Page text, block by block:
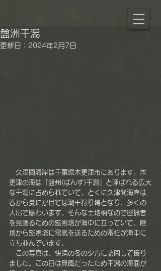
盤洲干潟
更新日： 2024年2月7日
久津間海岸は千葉県木更津市にあります。木
更津の海は「盤州(ばんす)干潟」と呼ばれる広大
な干潟に占められていて、とくに久津間海岸は
春から夏にかけては潮干狩り場となり、多くの
人出で賑わいます。そんな土地柄なので密猟者
を見張るための監視塔が海中に立っていて、陸
地から監視塔に電気を送るための電柱が海中に
立ち並んでいます。
この写真は、快晴の冬の夕方に訪問して撮り
ました。この日は無風だったため干潟の海面が